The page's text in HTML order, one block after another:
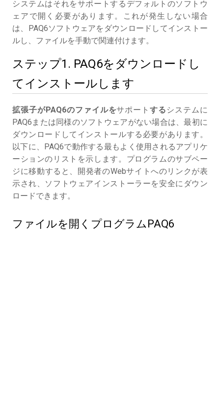
システムはそれをサポートするデフォルトのソフトウ
ェアで開く必要があります。これが発生しない場合
は、PAQ6ソフトウェアをダウンロードしてインストー
ルし、ファイルを手動で関連付けます。
ステップ1. PAQ6をダウンロードし
てインストールします
拡張子がPAQ6のファイルをサポートする システムに
PAQ6または同様のソフトウェアがない場合は、最初に
ダウンロードしてインストールする必要があります。
以下に、PAQ6で動作する最もよく使用されるアプリケ
ーションのリストを示します。プログラムのサブペー
ジに移動すると、開発者のWebサイトへのリンクが表
示され、ソフトウェアインストーラーを安全にダウン
ロードできます。
ファイルを開くプログラムPAQ6